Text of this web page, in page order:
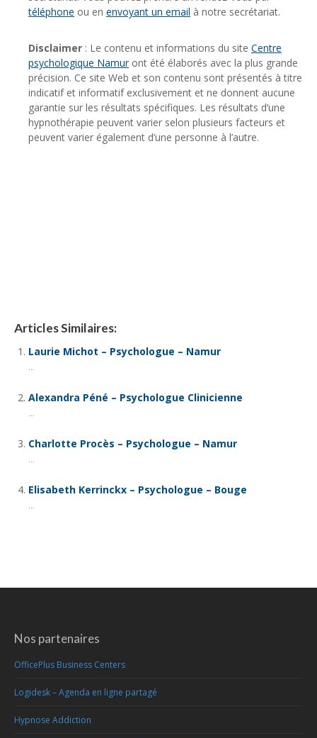
téléphone ou en envoyant un email à notre secrétariat.
Disclaimer : Le contenu et informations du site Centre
psychologique Namuront été élaborés avec la plus grande
précision. Ce site Web et son contenu sont présentés à titre
indicatif et informatif exclusivement et ne donnent aucune
garantie sur les résultats spécifiques. Les résultats d’une
hypnothérapie peuvent varier selon plusieurs facteurs et
peuvent varier également d’une personne à l’autre.
Articles Similaires:
Laurie Michot – Psychologue – Namur
Alexandra Péné – Psychologue Clinicienne
Charlotte Procès – Psychologue – Namur
Elisabeth Kerrinckx – Psychologue – Bouge
Nos partenaires
OfficePlus Business Centers
Logidesk – Agenda en ligne partagé
Hypnose Addiction